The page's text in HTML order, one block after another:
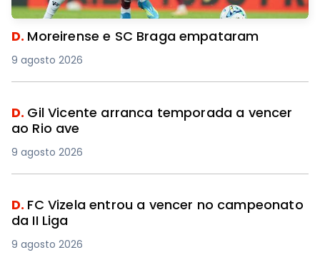
D. Moreirense e SC Braga empataram
9 agosto 2026
D. Gil Vicente arranca temporada a vencer
ao Rio ave
9 agosto 2026
D. FC Vizela entrou a vencer no campeonato
da II Liga
9 agosto 2026